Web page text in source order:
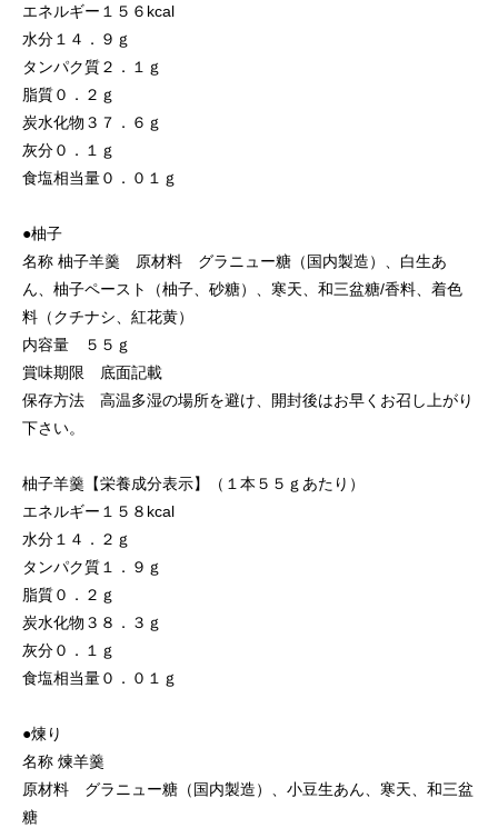
エネルギー１５６kcal
水分１４．９ｇ
タンパク質２．１ｇ
脂質０．２ｇ
炭水化物３７．６ｇ
灰分０．１ｇ
食塩相当量０．０１ｇ
●柚子
名称 柚子羊羹 原材料 グラニュー糖（国内製造）、白生あ
ん、柚子ペースト（柚子、砂糖）、寒天、和三盆糖/香料、着色
料（クチナシ、紅花黄）
内容量 ５５ｇ
賞味期限 底面記載
保存方法 高温多湿の場所を避け、開封後はお早くお召し上がり
下さい。
柚子羊羹【栄養成分表示】（１本５５ｇあたり）
エネルギー１５８kcal
水分１４．２ｇ
タンパク質１．９ｇ
脂質０．２ｇ
炭水化物３８．３ｇ
灰分０．１ｇ
食塩相当量０．０１ｇ
●煉り
名称 煉羊羹
原材料 グラニュー糖（国内製造）、小豆生あん、寒天、和三盆
糖